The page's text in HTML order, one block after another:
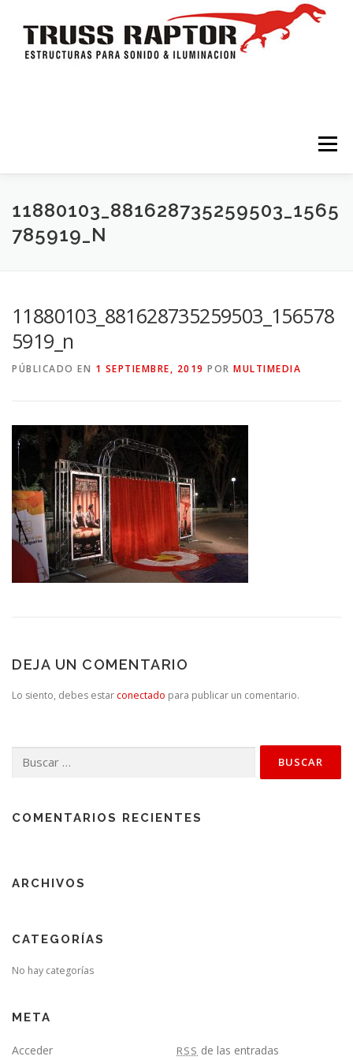
Menú
HOME TRÍPODES Y TORRES TRUSSES
ILUMINACION CONTACTO
11880103_881628735259503_1565
785919_N
11880103_881628735259503_156578
5919_n
PÚBLICADO EN 1 SEPTIEMBRE, 2019 POR MULTIMEDIA
DEJA UN COMENTARIO
Lo siento, debes estar conectado para publicar un comentario.
COMENTARIOS RECIENTES
ARCHIVOS
CATEGORÍAS
No hay categorías
META
Acceder RSS de las entradas